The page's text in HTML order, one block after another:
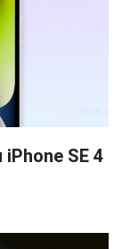
SE 4